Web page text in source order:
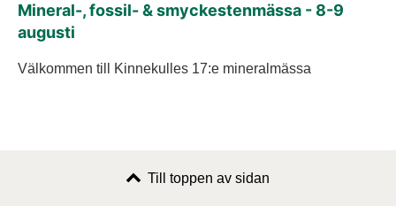
Mineral-, fossil- & smyckestenmässa - 8-9
augusti
Välkommen till Kinnekulles 17:e mineralmässa
Till toppen av sidan